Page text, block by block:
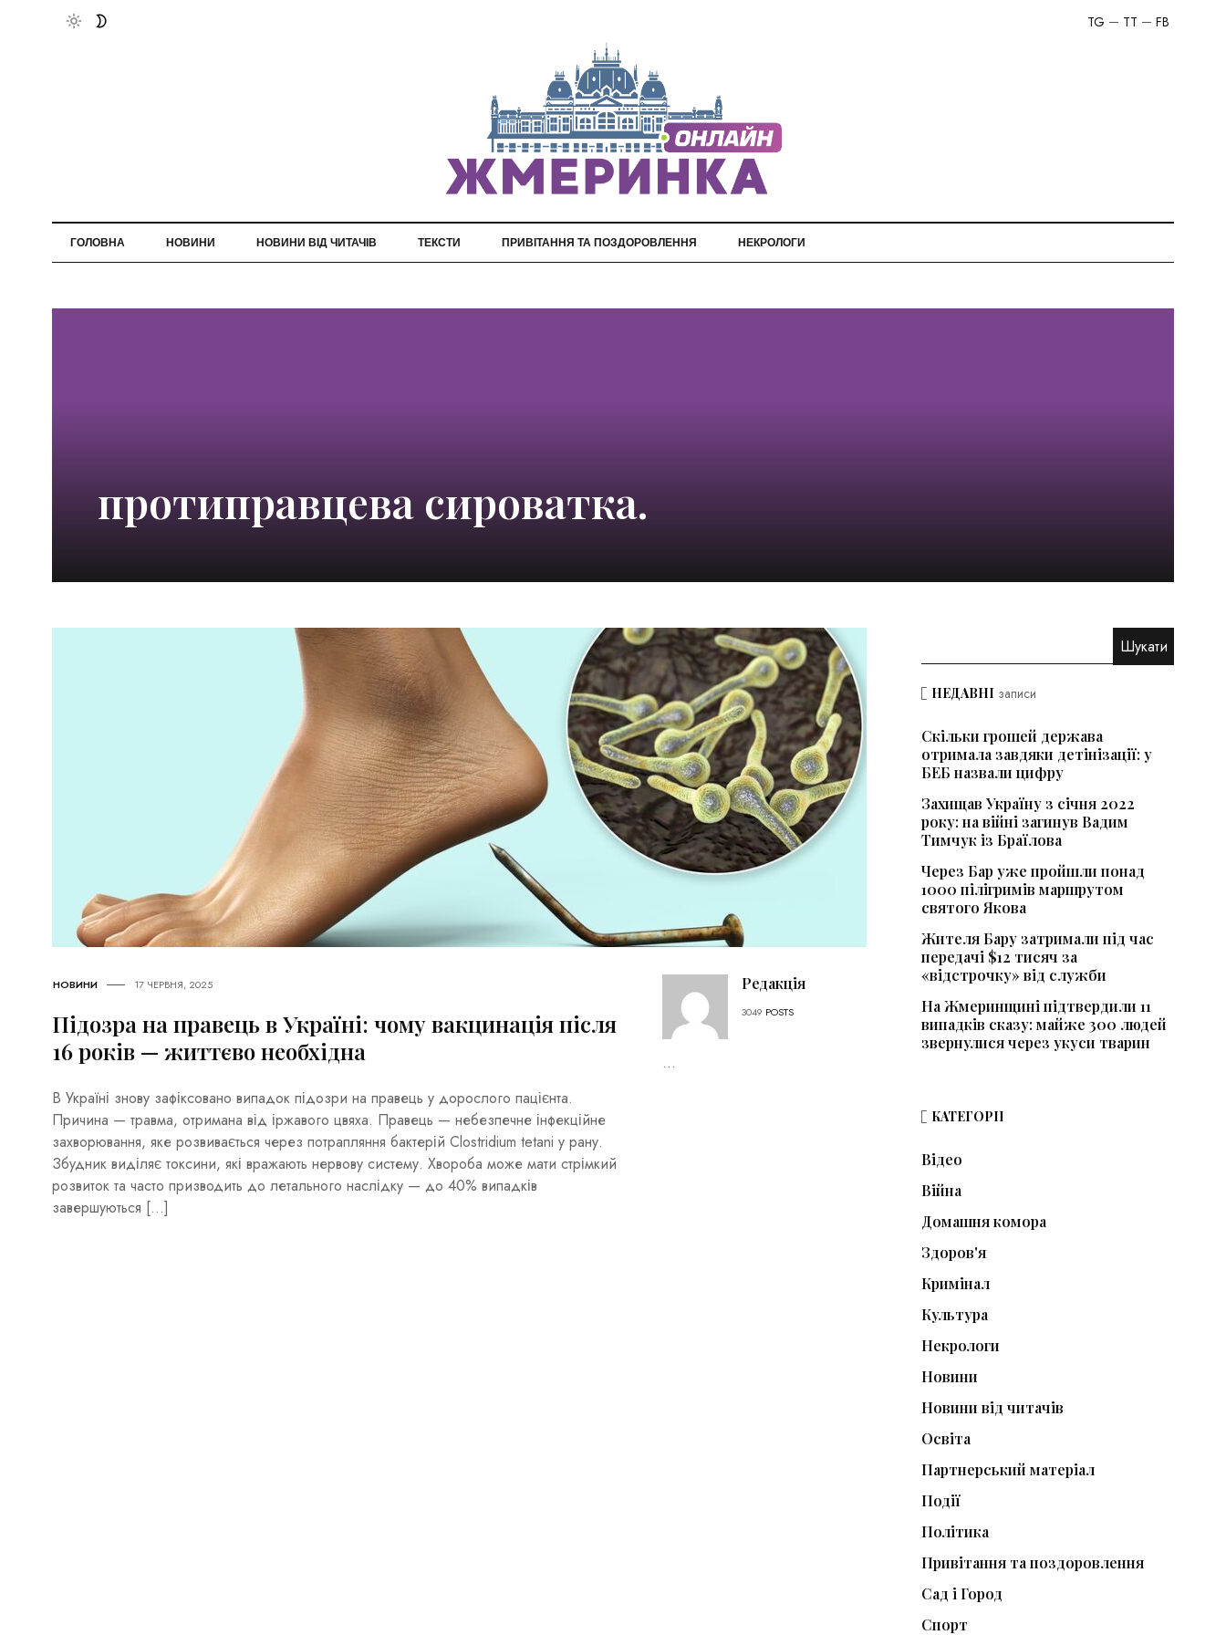
FB
TT
TG
ГОЛОВНА НОВИНИ НОВИНИ ВІД ЧИТАЧІВ ТЕКСТИ ПРИВІТАННЯ ТА ПОЗДОРОВЛЕННЯ НЕКРОЛОГИ
протиправцева сироватка.
НОВИНИ 17 ЧЕРВНЯ, 2025
Підозра на правець в Україні: чому вакцинація після
16 років — життєво необхідна
В Україні знову зафіксовано випадок підозри на правець у дорослого пацієнта.
Причина — травма, отримана від іржавого цвяха. Правець — небезпечне інфекційне
захворювання, яке розвивається через потрапляння бактерій Clostridium tetani у рану.
Збудник виділяє токсини, які вражають нервову систему. Хвороба може мати стрімкий
розвиток та часто призводить до летального наслідку — до 40% випадків
завершуються […]
Редакція
3049 POSTS
...
НЕДАВНІ записи
Скільки грошей держава
отримала завдяки детінізації: у
БЕБ назвали цифру
Захищав Україну з січня 2022
року: на війні загинув Вадим
Тимчук із Браїлова
Через Бар уже пройшли понад
1000 пілігримів маршрутом
святого Якова
Жителя Бару затримали під час
передачі $12 тисяч за
«відстрочку» від служби
На Жмеринщині підтвердили 11
випадків сказу: майже 300 людей
звернулися через укуси тварин
КАТЕГОРІЇ
Відео
Війна
Домашня комора
Здоров'я
Кримінал
Культура
Некрологи
Новини
Новини від читачів
Освіта
Партнерський матеріал
Події
Політика
Привітання та поздоровлення
Сад і Город
Спорт